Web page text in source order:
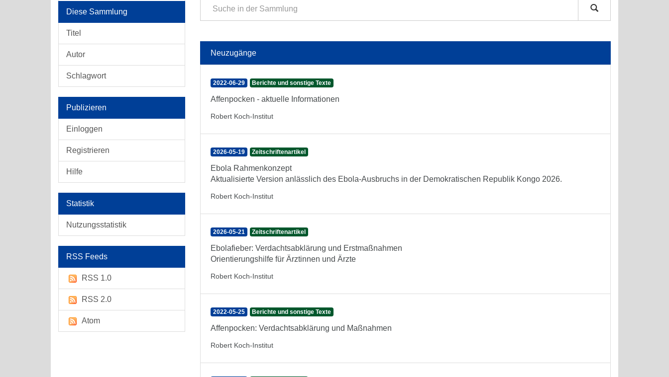
Diese Sammlung
Titel
Autor
Schlagwort
Publizieren
Einloggen
Registrieren
Hilfe
Statistik
Nutzungsstatistik
RSS Feeds
RSS 1.0
RSS 2.0
Atom
Neuzugänge
2022-06-29 Berichte und sonstige Texte
Affenpocken - aktuelle Informationen
Robert Koch-Institut
2026-05-19 Zeitschriftenartikel
Ebola Rahmenkonzept
Aktualisierte Version anlässlich des Ebola-Ausbruchs in der Demokratischen Republik Kongo 2026.
Robert Koch-Institut
2026-05-21 Zeitschriftenartikel
Ebolafieber: Verdachtsabklärung und Erstmaßnahmen
Orientierungshilfe für Ärztinnen und Ärzte
Robert Koch-Institut
2022-05-25 Berichte und sonstige Texte
Affenpocken: Verdachtsabklärung und Maßnahmen
Robert Koch-Institut